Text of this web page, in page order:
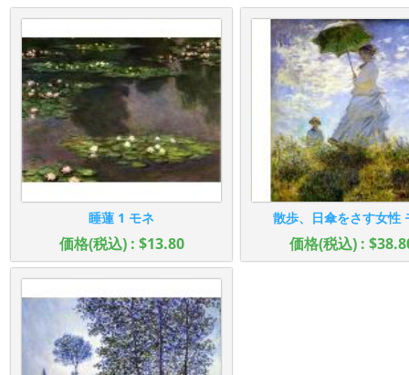
睡蓮 1 モネ
価格(税込) : $13.80
散歩、日傘をさす女性
価格(税込) :